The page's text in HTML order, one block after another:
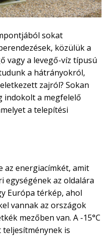
sokat
közülük a
vagy a levegő-víz típusú
a hátrányokról,
zajról? Sokan
indokolt a megfelelő
a telepítési
az energiacímkét, amit
egységének az oldalára
Európa térkép, ahol
vannak az országok
mezőben van. A -15°C
is